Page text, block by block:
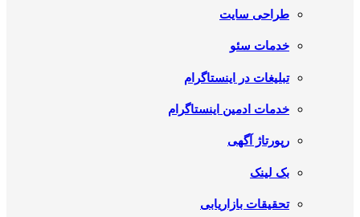
طراحی سایت
خدمات سئو
تبلیغات در اینستاگرام
خدمات ادمین اینستاگرام
رپورتاژ آگهی
بک لینک
تحقیقات بازاریابی